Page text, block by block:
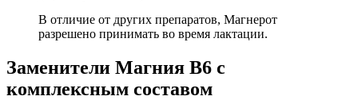
В отличие от других препаратов, Магнерот
разрешено принимать во время лактации.
Заменители Магния В6 с
комплексным составом